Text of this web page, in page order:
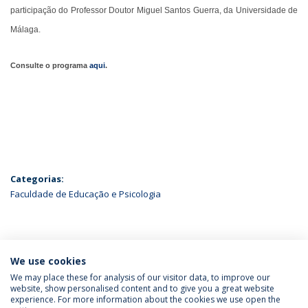
participação do Professor Doutor Miguel Santos Guerra, da Universidade de
Málaga.
Consulte o programa aqui.
Categorias:
Faculdade de Educação e Psicologia
ÚLTIMAS NOTÍCIAS
Política de Privacidade Termos & Condições
We use cookies
We may place these for analysis of our visitor data, to improve our
website, show personalised content and to give you a great website
experience. For more information about the cookies we use open the